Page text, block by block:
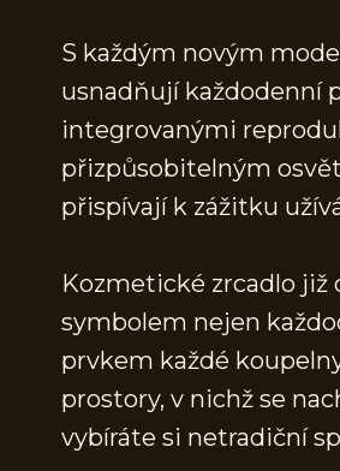
S každým novým
usnadňují každodenní
integrovanými
přizpůsobitelným
přispívají k zážitku
Kozmetické zrcadlo již
symbolem nejen
prvkem každé
prostory, v nichž se
vybíráte si netradiční